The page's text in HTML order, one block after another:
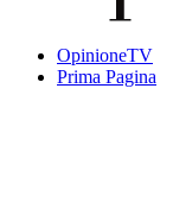
OpinioneTV
Prima Pagina